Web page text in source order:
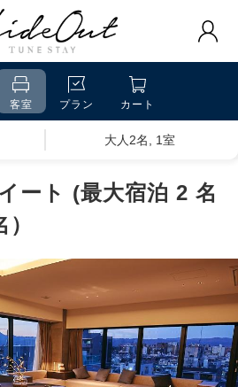
客室 プラン カート
大人2名, 1室
ート (最大宿泊 2 名